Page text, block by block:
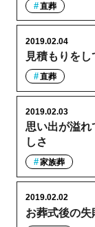
直葬
見積もりを
2019.02.04
直葬
思い出が溢れ
しさ
2019.02.03
家族葬
お葬式後の
2019.02.02